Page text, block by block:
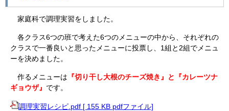
家庭科で調理実習をしました。
各クラス6つの班で考えた6つのメニューの中から、それぞれの
クラスで一番良いと思ったメニューに投票し、1組と2組でメニュ
ーを決めました。
作るメニューは 『切り干し大根のチーズ焼き』と『カレーツナ
ギョウザ』 です。
調理実習レシピ.pdf [ 155 KB pdfファイル]